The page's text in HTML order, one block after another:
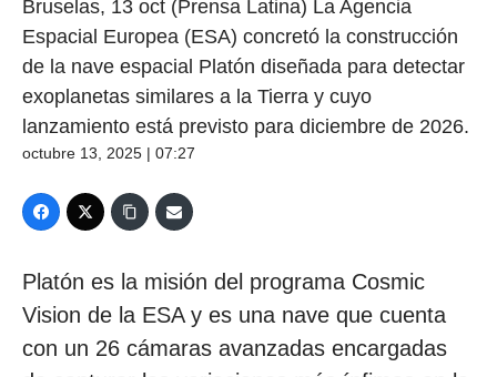
Bruselas, 13 oct (Prensa Latina) La Agencia
Espacial Europea (ESA) concretó la construcción
de la nave espacial Platón diseñada para detectar
exoplanetas similares a la Tierra y cuyo
lanzamiento está previsto para diciembre de 2026.
octubre 13, 2025 | 07:27
Platón es la misión del programa Cosmic
Vision de la ESA y es una nave que cuenta
con un 26 cámaras avanzadas encargadas